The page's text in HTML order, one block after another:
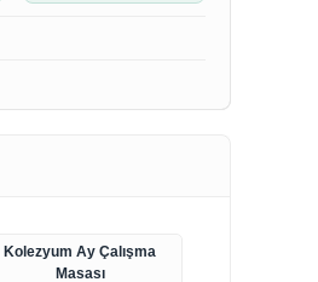
Kolezyum Ay Çalışma
Masası